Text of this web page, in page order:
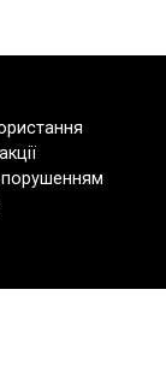
порушенням